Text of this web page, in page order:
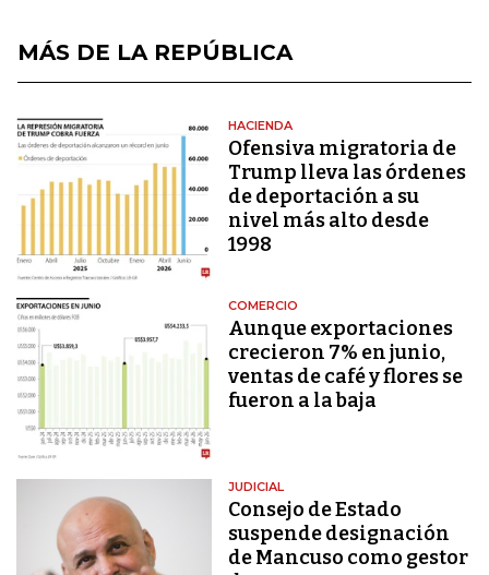
MÁS DE LA REPÚBLICA
HACIENDA
Ofensiva migratoria de
Trump lleva las órdenes
de deportación a su
nivel más alto desde
1998
COMERCIO
Aunque exportaciones
crecieron 7% en junio,
ventas de café y flores se
fueron a la baja
JUDICIAL
Consejo de Estado
suspende designación
de Mancuso como gestor